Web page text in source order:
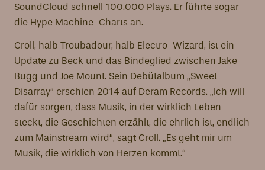
SoundCloud schnell 100.000 Plays. Er führte sogar
die Hype Machine-Charts an.
Croll, halb Troubadour, halb Electro-Wizard, ist ein
Update zu Beck und das Bindeglied zwischen Jake
Bugg und Joe Mount. Sein Debütalbum „Sweet
Disarray“ erschien 2014 auf Deram Records. „Ich will
dafür sorgen, dass Musik, in der wirklich Leben
steckt, die Geschichten erzählt, die ehrlich ist, endlich
zum Mainstream wird“, sagt Croll. „Es geht mir um
Musik, die wirklich von Herzen kommt.“